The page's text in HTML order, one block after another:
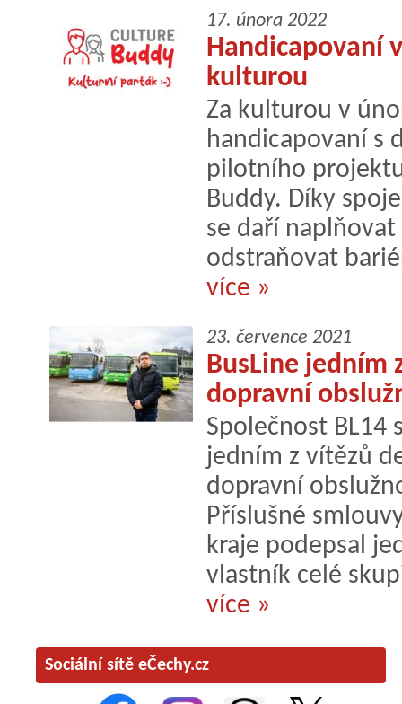
17. února 2022
Handicapovaní
kulturou
Za kulturou v
handicapovaní s
pilotního
Buddy. Díky
se daří
odstraňovat
více »
23. července 2021
BusLine jedním
dopravní
Společnost BL14
jedním z vítězů
dopravní
Příslušné
kraje podepsal
vlastník celé
více »
Sociální sítě eČechy.cz